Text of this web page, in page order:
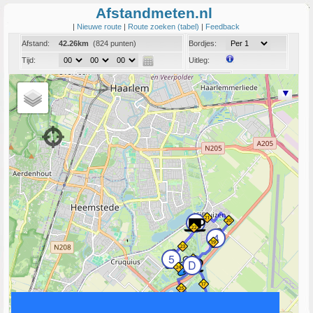
Afstandmeten.nl
| Nieuwe route | Route zoeken (tabel) | Feedback
Afstand:
42.26km (824 punten)
Tijd:
Bordjes:
Uitleg:
Coord:
Info:Link naar deze route
D
4
E
5